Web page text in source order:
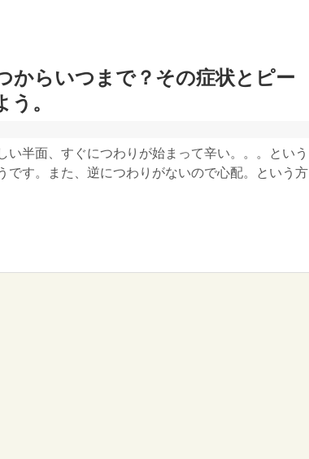
からいつまで？その症状とピー
。
い半面、すぐにつわりが始まって辛い。。。という
です。また、逆につわりがないので心配。という方